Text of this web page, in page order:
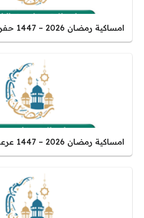
امساكية رمضان 2026 – 1447 حفر الباطن
امساكية رمضان 2026 – 1447 عرعر